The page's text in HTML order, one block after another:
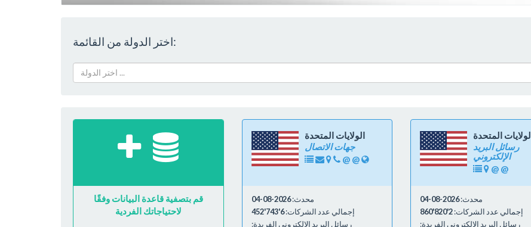
اختر الدولة من القائمة:
اختر الدولة ...
قم بتصفية قاعدة البيانات وفقًا
لاحتياجاتك الفردية
الولايات المتحدة
جهات الاتصال
@ @
محدث:2026-08-04
إجمالي عدد الشركات:6'743'452
رسائل البريد الإلكتروني الفريدة:
المتحدة
رسائل البريد
الإلكتروني
@ @
محدث:2026-08-04
إجمالي عدد الشركات:2'820'860
رسائل البريد الإلكتروني الفريدة: